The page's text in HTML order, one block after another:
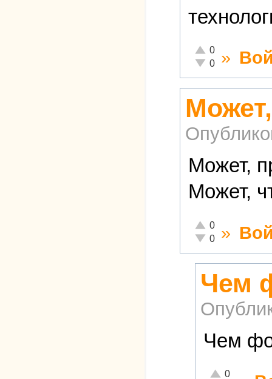
Отлично!
0
Неадекватно!
0 »
Может,
Может,
Отлично!
0
Неадекватно!
0 »
Чем
Чем
Отлично!
0